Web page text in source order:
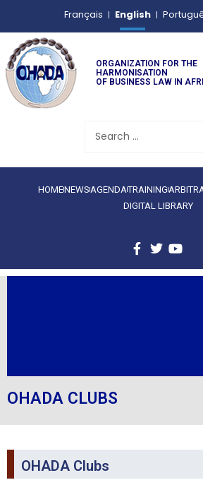
Français English
ORGANIZATION FOR THE
HARMONISATION
OF BUSINESS LAW IN
HOMENEWS AGENDATRAINING
DIGITAL LIBRARY
OHADA CLUBS
OHADA Clubs